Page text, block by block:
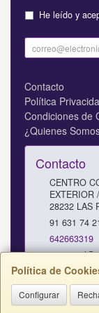
Política de
Configurar
He leído y
Contacto
Política
Condiciones de
¿Quienes
Contacto
CENTRO
EXTERIOR
28232 LAS
91 631 74
642663319
Horario